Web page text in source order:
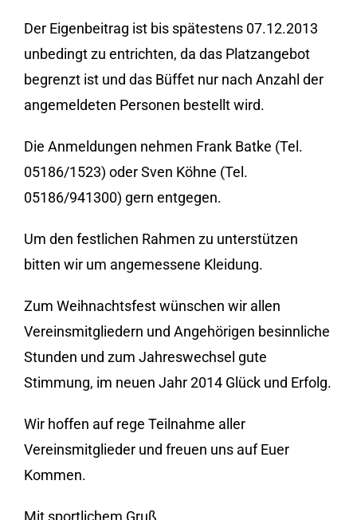
Der Eigenbeitrag ist bis spätestens 07.12.2013
unbedingt zu entrichten, da das Platzangebot
begrenzt ist und das Büffet nur nach Anzahl der
angemeldeten Personen bestellt wird.
Die Anmeldungen nehmen Frank Batke (Tel.
05186/1523) oder Sven Köhne (Tel.
05186/941300) gern entgegen.
Um den festlichen Rahmen zu unterstützen
bitten wir um angemessene Kleidung.
Zum Weihnachtsfest wünschen wir allen
Vereinsmitgliedern und Angehörigen besinnliche
Stunden und zum Jahreswechsel gute
Stimmung, im neuen Jahr 2014 Glück und Erfolg.
Wir hoffen auf rege Teilnahme aller
Vereinsmitglieder und freuen uns auf Euer
Kommen.